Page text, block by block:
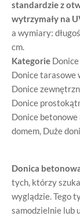
standardzie z
wytrzymały na
a wymiary:
cm.
Kategorie
Donice tarasowe
Donice
Donice
Donice betonowe
domem, Duże
Donica
tych, którzy
wyglądzie. Tego
samodzielnie lub